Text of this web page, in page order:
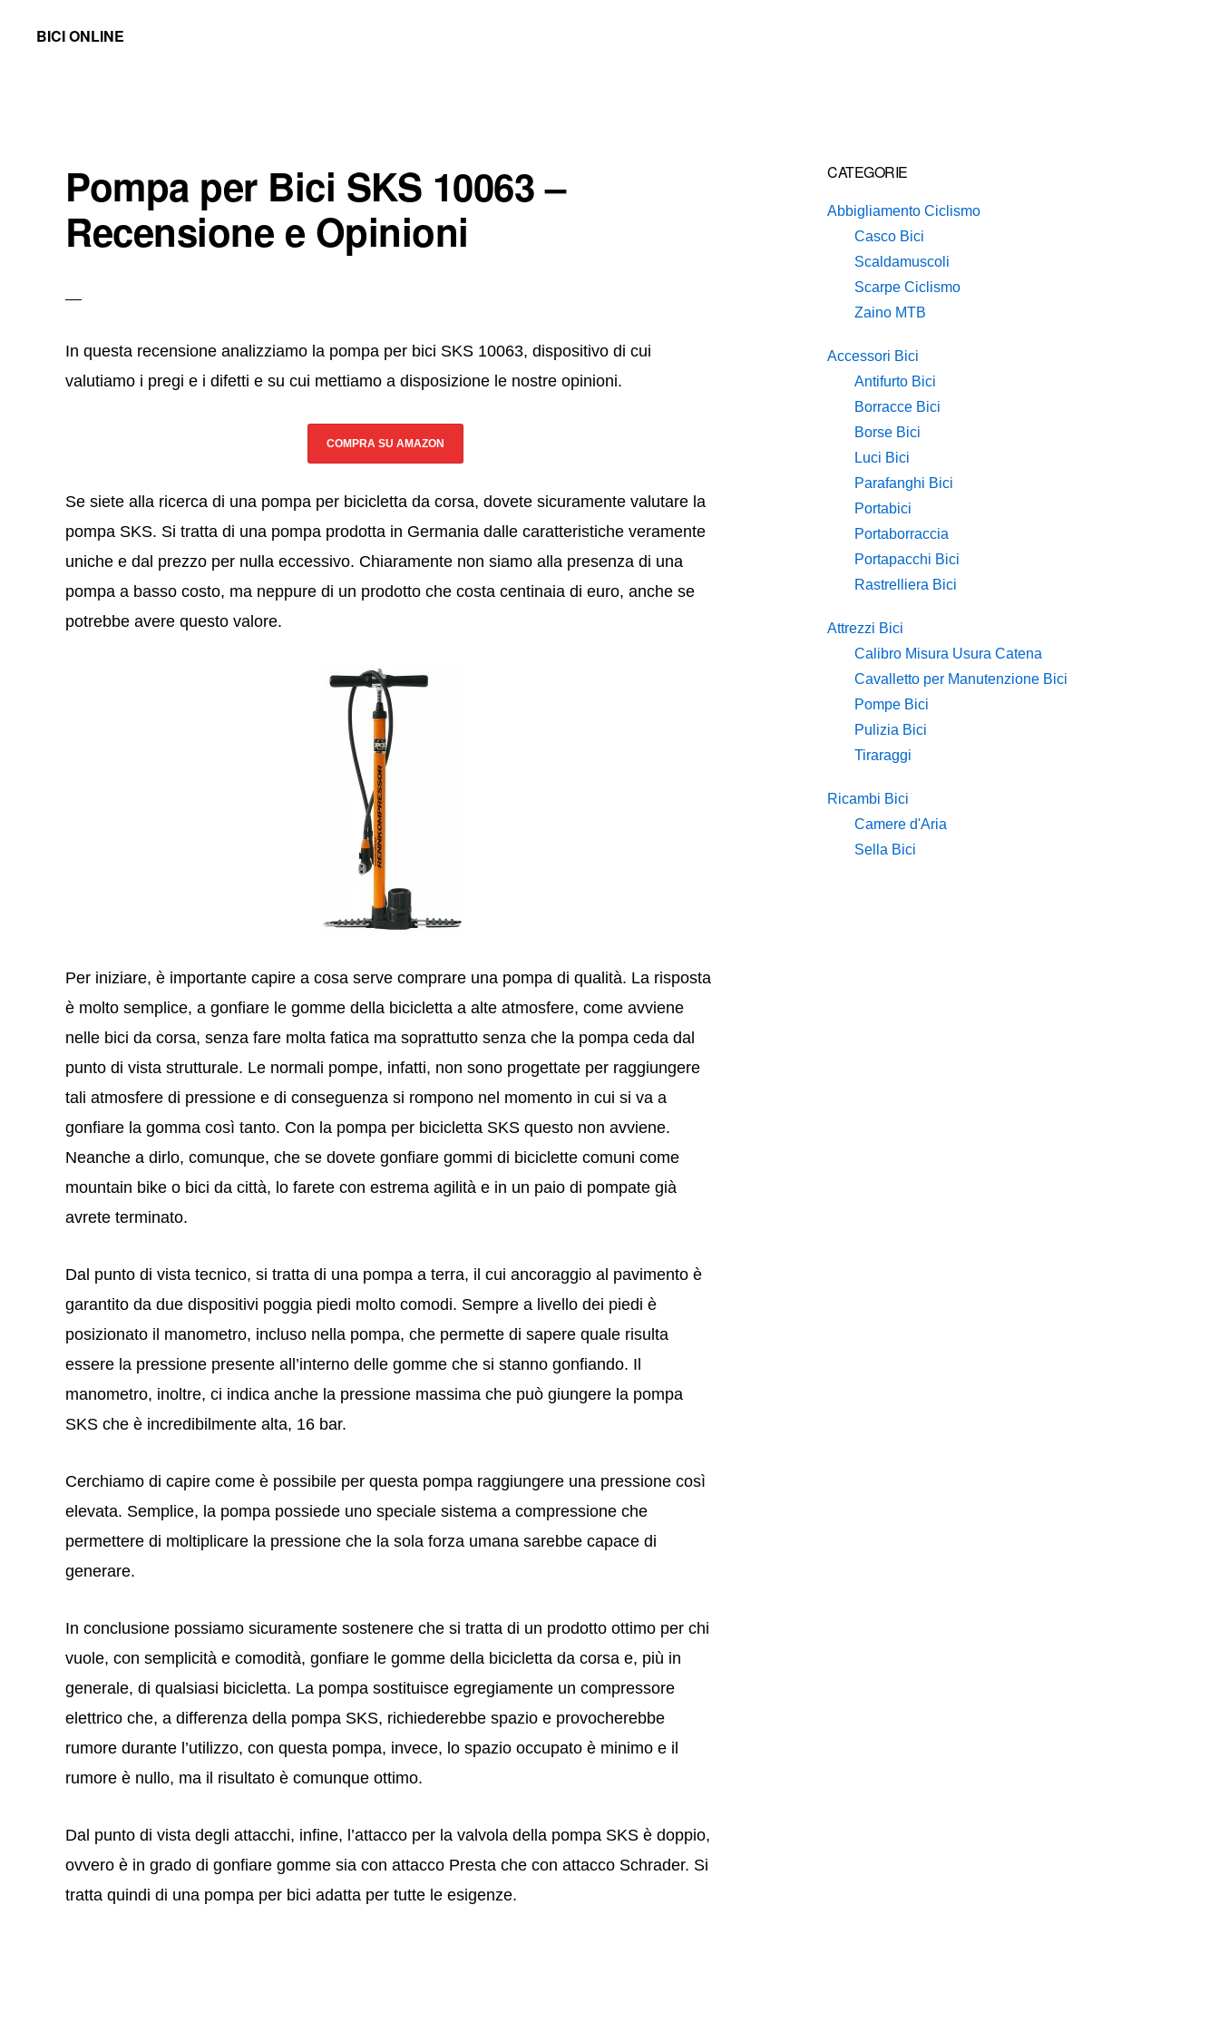
BICI ONLINE
Ricambi
Pompa per Bici SKS 10063 –
Recensione e Opinioni
In questa recensione analizziamo la pompa per bici SKS 10063, dispositivo di cui
valutiamo i pregi e i difetti e su cui mettiamo a disposizione le nostre opinioni.
COMPRA SU AMAZON
Se siete alla ricerca di una pompa per bicicletta da corsa, dovete sicuramente valutare la
pompa SKS. Si tratta di una pompa prodotta in Germania dalle caratteristiche veramente
uniche e dal prezzo per nulla eccessivo. Chiaramente non siamo alla presenza di una
pompa a basso costo, ma neppure di un prodotto che costa centinaia di euro, anche se
potrebbe avere questo valore.
Per iniziare, è importante capire a cosa serve comprare una pompa di qualità. La risposta
è molto semplice, a gonfiare le gomme della bicicletta a alte atmosfere, come avviene
nelle bici da corsa, senza fare molta fatica ma soprattutto senza che la pompa ceda dal
punto di vista strutturale. Le normali pompe, infatti, non sono progettate per raggiungere
tali atmosfere di pressione e di conseguenza si rompono nel momento in cui si va a
gonfiare la gomma così tanto. Con la pompa per bicicletta SKS questo non avviene.
Neanche a dirlo, comunque, che se dovete gonfiare gommi di biciclette comuni come
mountain bike o bici da città, lo farete con estrema agilità e in un paio di pompate già
avrete terminato.
Dal punto di vista tecnico, si tratta di una pompa a terra, il cui ancoraggio al pavimento è
garantito da due dispositivi poggia piedi molto comodi. Sempre a livello dei piedi è
posizionato il manometro, incluso nella pompa, che permette di sapere quale risulta
essere la pressione presente all’interno delle gomme che si stanno gonfiando. Il
manometro, inoltre, ci indica anche la pressione massima che può giungere la pompa
SKS che è incredibilmente alta, 16 bar.
Cerchiamo di capire come è possibile per questa pompa raggiungere una pressione così
elevata. Semplice, la pompa possiede uno speciale sistema a compressione che
permettere di moltiplicare la pressione che la sola forza umana sarebbe capace di
generare.
In conclusione possiamo sicuramente sostenere che si tratta di un prodotto ottimo per chi
vuole, con semplicità e comodità, gonfiare le gomme della bicicletta da corsa e, più in
generale, di qualsiasi bicicletta. La pompa sostituisce egregiamente un compressore
elettrico che, a differenza della pompa SKS, richiederebbe spazio e provocherebbe
rumore durante l’utilizzo, con questa pompa, invece, lo spazio occupato è minimo e il
rumore è nullo, ma il risultato è comunque ottimo.
Dal punto di vista degli attacchi, infine, l’attacco per la valvola della pompa SKS è doppio,
ovvero è in grado di gonfiare gomme sia con attacco Presta che con attacco Schrader. Si
tratta quindi di una pompa per bici adatta per tutte le esigenze.
Primary
Sidebar
CATEGORIE
Abbigliamento Ciclismo
Casco Bici
Scaldamuscoli
Scarpe Ciclismo
Zaino MTB
Accessori Bici
Antifurto Bici
Borracce Bici
Borse Bici
Luci Bici
Parafanghi Bici
Portabici
Portaborraccia
Portapacchi Bici
Rastrelliera Bici
Attrezzi Bici
Calibro Misura Usura Catena
Cavalletto per Manutenzione Bici
Pompe Bici
Pulizia Bici
Tiraraggi
Ricambi Bici
Camere d'Aria
Sella Bici